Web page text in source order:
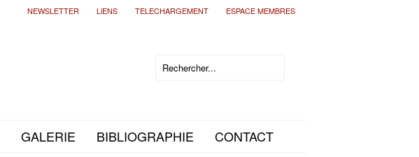
NEWSLETTER LiENS TELECHARGEMENT ESPACE MEMBRES
GALERIE BIBLIOGRAPHIE CONTACT